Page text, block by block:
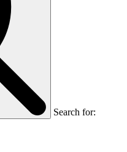
Search for: